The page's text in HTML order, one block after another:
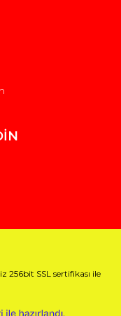
256bit SSL sertifikası ile
e-